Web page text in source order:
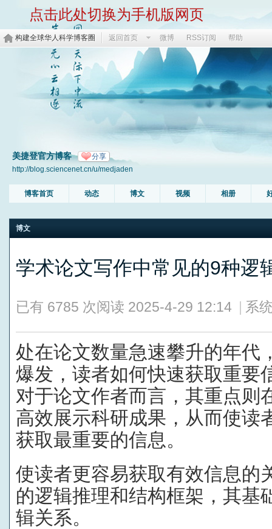
点击此处切换为手机版网页
构建全球华人科学博客圈 返回首页 微博 RSS订阅 帮助
美捷登官方博客 分享
http://blog.sciencenet.cn/u/medjaden
博客首页 动态 博文 视频 相册
博文
学术论文写作中常见的9种逻
已有 6785 次阅读 2025-4-29 12:14 系
处在论文数量急速攀升的年代
爆发，读者如何快速获取重要
对于论文作者而言，其重点则
高效展示科研成果，从而使读
获取最重要的信息。
使读者更容易获取有效信息的
的逻辑推理和结构框架，其基
辑关系。